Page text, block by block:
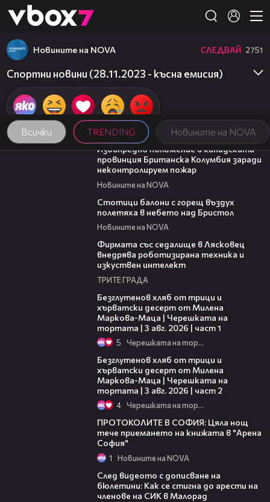
👾
Всички TRENDING Новините на NOVA
Новините на NOVA СЛЕДВАЙ 2751
Спортни новини (28.11.2023 - късна емисия)
00:18
Извънредно положение в канадската
провинция Британска Колумбия заради
неконтролируем пожар
Новините на NOVA
Стотици балони с горещ въздух
полетяха в небето над Бристол
Новините на NOVA
Фирмата със седалище в Лясковец
внедрява роботизирана техника и
изкуствен интелект
ТРИТЕ ГРАДА
Безглутенов хляб от трици и
хърватски десерт от Милена
Маркова-Маца | Черешката на
тортата | 3 авг. 2026 | част 1
5 Черешката на тортата
Безглутенов хляб от трици и
хърватски десерт от Милена
Маркова-Маца | Черешката на
тортата | 3 авг. 2026 | част 2
4 Черешката на тортата
ПРОТОКОЛИТЕ В СОФИЯ: Цяла нощ
тече приемането на книжата в "Арена
София"
1 Новините на NOVA
След видеото с дописване на
бюлетини: Как се стигна до арести на
членове на СИК в Малорад